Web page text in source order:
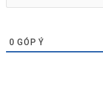
0 GÓP Ý